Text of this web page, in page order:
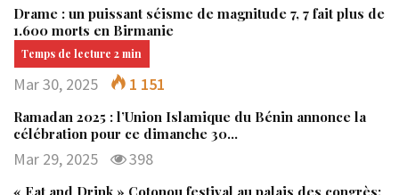
Drame : un puissant séisme de magnitude 7, 7 fait plus de
1.600 morts en Birmanie
Mar 30, 2025 1 151
Ramadan 2025 : l’Union Islamique du Bénin annonce la
célébration pour ce dimanche 30…
Mar 29, 2025 398
« Eat and Drink » Cotonou festival au palais des congrès: